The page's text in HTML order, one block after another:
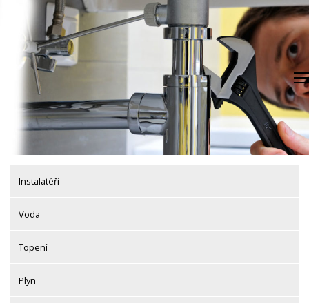
content
Instalatéři
Voda
Topení
Plyn